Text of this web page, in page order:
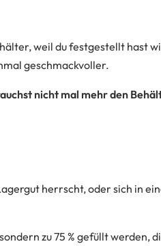
weil du festgestellt hast
geschmackvoller.
nicht mal mehr den
herrscht, oder sich in
zu 75 % gefüllt werden,